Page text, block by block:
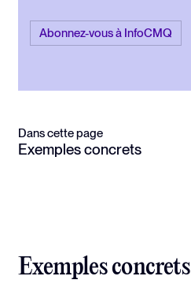
Abonnez-vous à InfoCMQ
Dans cette page
Exemples concrets
Exemples concrets